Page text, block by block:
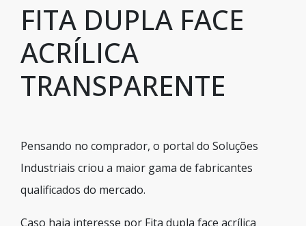
FITA DUPLA FACE
ACRÍLICA
TRANSPARENTE
Pensando no comprador, o portal do Soluções
Industriais criou a maior gama de fabricantes
qualificados do mercado.
Caso haja interesse por Fita dupla face acrílica